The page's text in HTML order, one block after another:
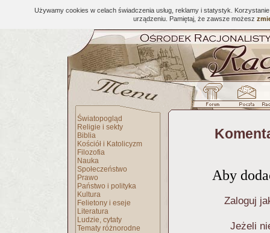
Używamy cookies w celach świadczenia usług, reklamy i statystyk.
urządzeniu. Pamiętaj, że zawsze możesz
Światopogląd
Religie i sekty
Biblia
Kościół i Katolicyzm
Filozofia
Nauka
Społeczeństwo
Prawo
Państwo i polityka
Kultura
Felietony i eseje
Literatura
Ludzie, cytaty
Tematy różnorodne
Aby
Zaloguj
Jeżeli